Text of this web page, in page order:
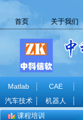
首页 关于我们
Matlab CAE
汽车技术
机器人
课程培训